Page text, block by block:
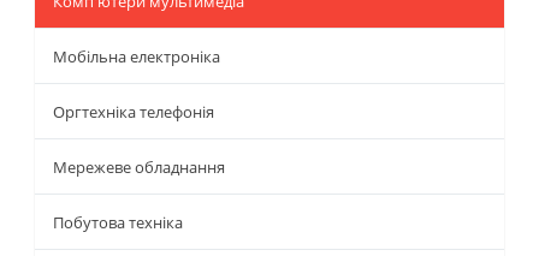
Мобільна електроніка
Оргтехніка телефонія
Мережеве обладнання
Побутова техніка